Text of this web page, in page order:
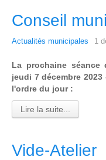
Conseil
Actualités municipales 1
La prochaine
jeudi 7 décembre
l'ordre du jour :
Lire la suite...
Vide-Atelier